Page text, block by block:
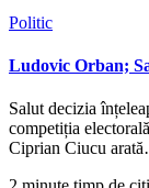
Politic
Ludovic Orban;
Salut decizia
competiția
Ciprian Ciucu